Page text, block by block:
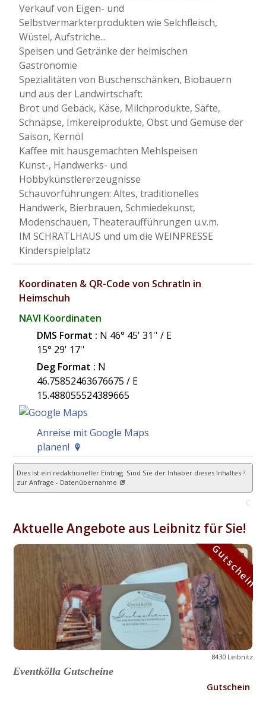
Verkauf von Eigen- und
Selbstvermarkterprodukten wie Selchfleisch,
Wüstel, Aufstriche...
Speisen und Getränke der heimischen
Gastronomie
Spezialitäten von Buschenschänken, Biobauern
und aus der Landwirtschaft:
Brot und Gebäck, Käse, Milchprodukte, Säfte,
Schnäpse, Imkereiprodukte, Obst und Gemüse der
Saison, Kernöl
Kaffee mit hausgemachten Mehlspeisen
Kunst-, Handwerks- und
Hobbykünstlererzeugnisse
Schauvorführungen: Altes, traditionelles
Handwerk, Bierbrauen, Schmiedekunst,
Modenschauen, Theateraufführungen u.v.m.
IM SCHRATLHAUS und um die WEINPRESSE
Kinderspielplatz
Koordinaten & QR-Code von Schratln in
Heimschuh
NAVI Koordinaten
DMS Format : N 46° 45' 31'' / E
15° 29' 17''
Deg Format : N
46.75852463676675 / E
15.488055524389665
Anreise mit Google Maps
planen!
Dies ist ein redaktioneller Eintrag. Sind Sie der Inhaber dieses Inhaltes ?
zur Anfrage - Datenübernahme
C
Aktuelle Angebote aus Leibnitz für Sie!
Gutschein
8430 Leibnitz
Eventkölla Gutscheine
Gutschein
Gutschein